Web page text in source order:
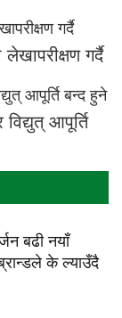
गर्दै
आपूर्ति
बढी नयाँ
के ल्याउँदै